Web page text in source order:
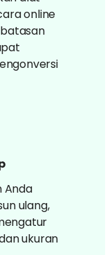
online
Anda
ulang,
ukuran